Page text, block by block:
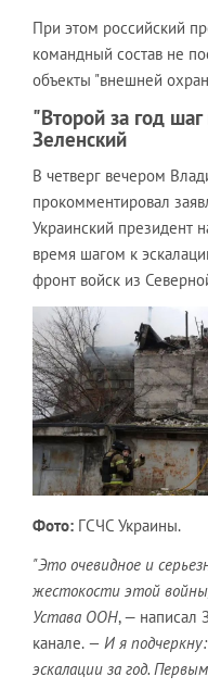
При этом российский
командный состав не
объекты "внешней
"Второй за год
Зеленский
В четверг вечером
прокомментировал
Украинский президент
время шагом к
фронт войск из
Фото: ГСЧС Украины.
"Это очевидное и
жестокости этой
Устава ООН, — написал
канале. — И я
эскалации за год.